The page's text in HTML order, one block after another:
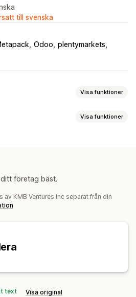
till svenska
Odoo plentymarkets
Visa funktioner
Bulkbearbetning
av lager
Analysverktyg
Visa funktioner
företag bäst.
av KMB Ventures Inc separat från din
text Visa original